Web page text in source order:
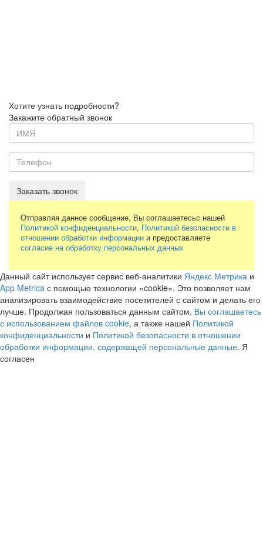
Хотите узнать подробности?
Закажите обратный звонок
Заказать звонок
Отправляя данное сообщение, Вы соглашаетесьс нашей
Политикой конфиденциальности, Политикой безопасности в
отношении обработки информации и предоставляете
согласие на обработку персональных данных
Данный сайт использует сервис веб-аналитики Яндекс Метрика и
App Metrica с помощью технологии «cookie». Это позволяет нам
анализировать взаимодействие посетителей с сайтом и делать его
лучше. Продолжая пользоваться данным сайтом, Вы соглашаетесь
с использованием файлов cookie, а также нашей Политикой
конфиденциальности и Политикой безопасности в отношении
обработки информации, содержащей персональные данные. Я
согласен